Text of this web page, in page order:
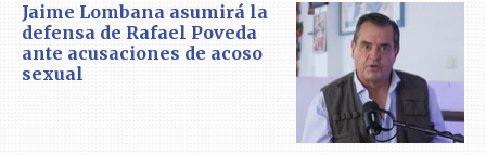
Jaime Lombana asumirá la
defensa de Rafael Poveda
ante acusaciones de acoso
sexual